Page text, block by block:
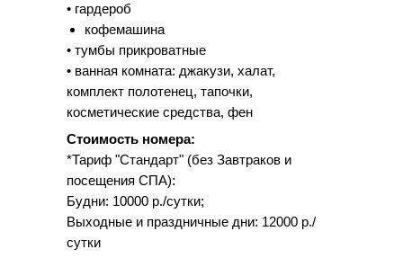
Стоимость номера:
*Тариф "Стандарт" (без Завтраков и
посещения СПА):
Будни: 10000 р./сутки;
Выходные и праздничные дни: 12000 р./
сутки
• гардероб
кофемашина
• тумбы прикроватные
• ванная комната: джакузи, халат,
комплект полотенец, тапочки,
косметические средства, фен